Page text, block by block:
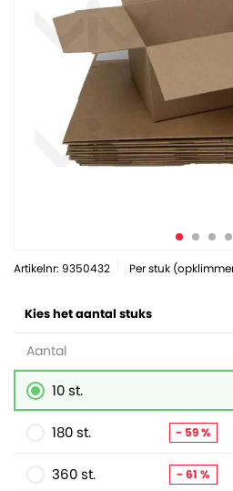
Artikelnr: 9350432 Per stuk
Kies het aantal stuks
Aantal
10 st.
180 st. - 59 %
360 st. - 61 %